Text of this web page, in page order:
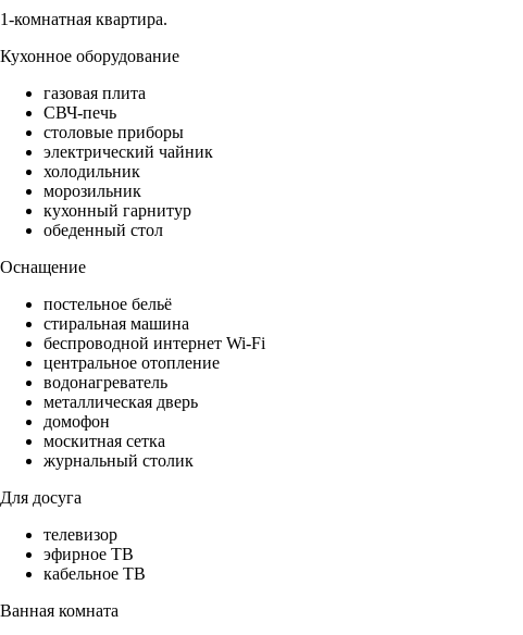
1-комнатная квартира.
Кухонное оборудование
газовая плита
СВЧ-печь
столовые приборы
электрический чайник
холодильник
морозильник
кухонный гарнитур
обеденный стол
Оснащение
постельное бельё
стиральная машина
беспроводной интернет Wi-Fi
центральное отопление
водонагреватель
металлическая дверь
домофон
москитная сетка
журнальный столик
Для досуга
телевизор
эфирное ТВ
кабельное ТВ
Ванная комната